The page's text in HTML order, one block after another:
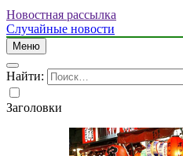
Новостная рассылка
Случайные новости
Меню
Найти:
Заголовки